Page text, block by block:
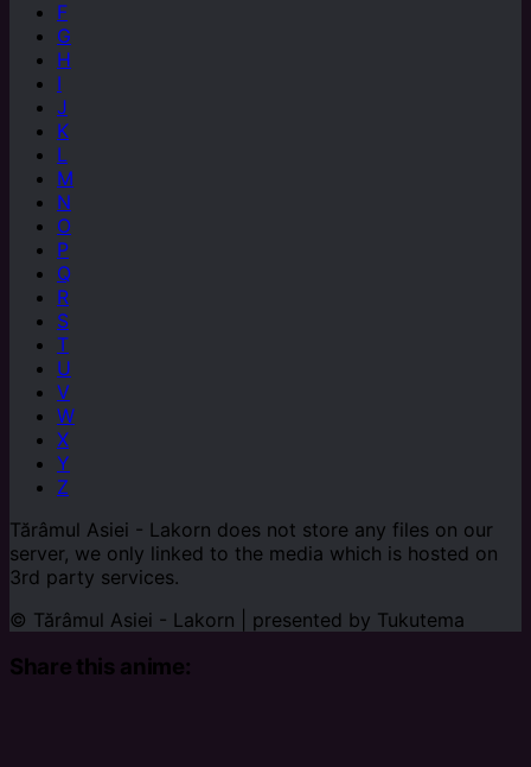
F
G
H
I
J
K
L
M
N
O
P
Q
R
S
T
U
V
W
X
Y
Z
Tărâmul Asiei - Lakorn does not store any files on our
server, we only linked to the media which is hosted on
3rd party services.
© Tărâmul Asiei - Lakorn | presented by Tukutema
Share this anime: